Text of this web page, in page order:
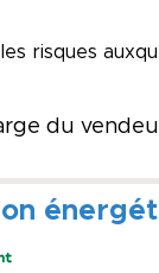
risques
du